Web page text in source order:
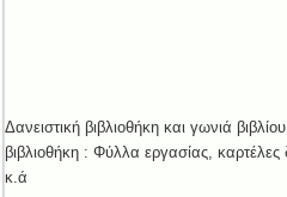
Δανειστική βιβλιοθήκη και γωνιά
βιβλιοθήκη : Φύλλα εργασίας, καρτέλες
κ.ά